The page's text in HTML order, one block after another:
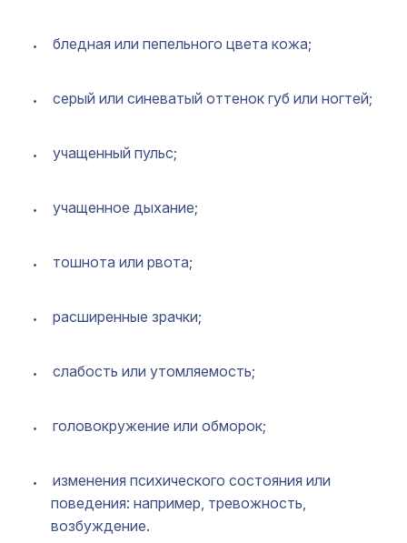
бледная или пепельного цвета кожа;
серый или синеватый оттенок губ или ногтей;
учащенный пульс;
учащенное дыхание;
тошнота или рвота;
расширенные зрачки;
слабость или утомляемость;
головокружение или обморок;
изменения психического состояния или
поведения: например, тревожность,
возбуждение.